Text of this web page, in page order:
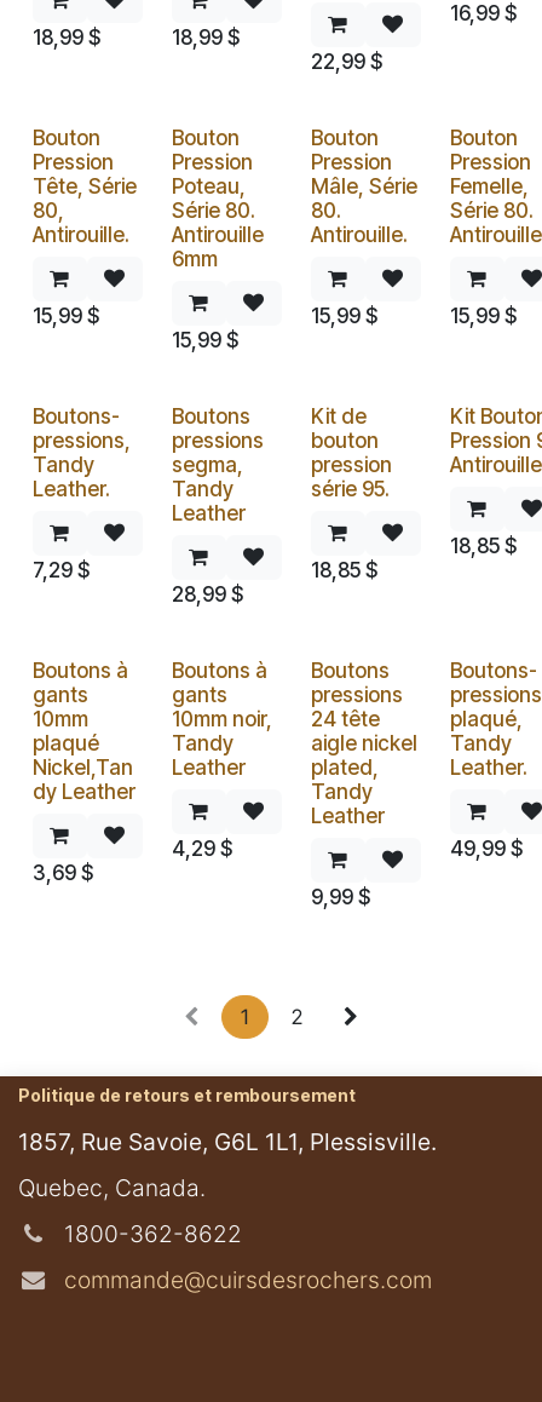
18,99 $ 18,99 $
22,99 $
16,99 $
Bouton
Pression
Tête, Série
80,
Antirouille.
15,99 $
Bouton
Pression
Poteau,
Série 80.
Antirouille
6mm
15,99 $
Bouton
Pression
Mâle, Série
80.
Antirouille.
15,99 $
Bouton
Pression
Femelle,
Série 80.
15,99 $
Boutons-
pressions,
Tandy
Leather.
7,29 $
Boutons
pressions
segma,
Tandy
Leather
28,99 $
Kit de
bouton
pression
série 95.
18,85 $
Kit
Pression
18,85 $
Boutons à
gants
10mm
plaqué
Nickel,Tan
dy Leather
3,69 $
Boutons à
gants
10mm noir,
Tandy
Leather
4,29 $
Boutons
pressions
24 tête
aigle nickel
plated,
Tandy
Leather
9,99 $
Boutons-
pressions
plaqué,
Tandy
Leather.
49,99 $
1 2
Politique de retours et remboursement
1857, Rue Savoie, G6L 1L1, Plessisville.
​Quebec, Canada.
1800-362-8622
commande@cuirsdesrochers.com